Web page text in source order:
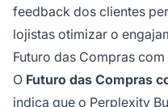
feedback dos clientes
lojistas otimizar o
Futuro das Compras
O Futuro das Compras
indica que o Perplexity